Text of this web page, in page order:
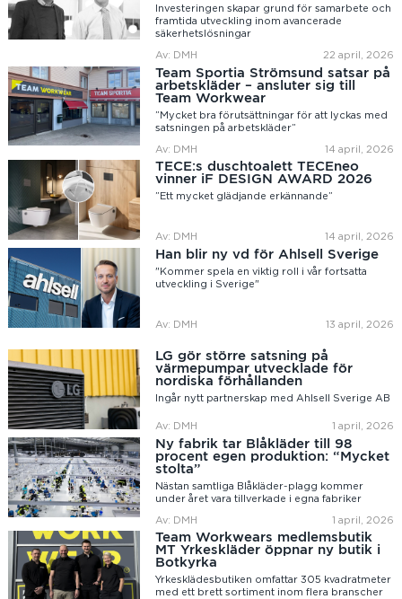
Investeringen skapar grund för samarbete och
framtida utveckling inom avancerade
säkerhetslösningar
Av: DMH 22 april, 2026
Team Sportia Strömsund satsar på
arbetskläder – ansluter sig till
Team Workwear
”Mycket bra förutsättningar för att lyckas med
satsningen på arbetskläder”
Av: DMH 14 april, 2026
TECE:s duschtoalett TECEneo
vinner iF DESIGN AWARD 2026
”Ett mycket glädjande erkännande”
Av: DMH 14 april, 2026
Han blir ny vd för Ahlsell Sverige
"Kommer spela en viktig roll i vår fortsatta
utveckling i Sverige"
Av: DMH 13 april, 2026
LG gör större satsning på
värmepumpar utvecklade för
nordiska förhållanden
Ingår nytt partnerskap med Ahlsell Sverige AB
Av: DMH 1 april, 2026
Ny fabrik tar Blåkläder till 98
procent egen produktion: “Mycket
stolta”
Nästan samtliga Blåkläder-plagg kommer
under året vara tillverkade i egna fabriker
Av: DMH 1 april, 2026
Team Workwears medlemsbutik
MT Yrkeskläder öppnar ny butik i
Botkyrka
Yrkesklädesbutiken omfattar 305 kvadratmeter
med ett brett sortiment inom flera branscher